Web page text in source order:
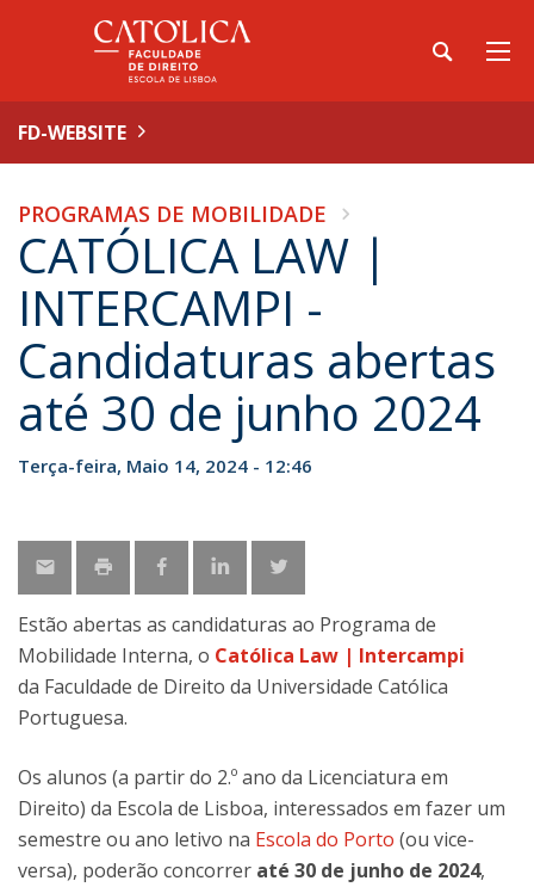
FD-WEBSITE
PROGRAMAS DE MOBILIDADE
CATÓLICA LAW |
INTERCAMPI -
Candidaturas abertas
até 30 de junho 2024
Terça-feira, Maio 14, 2024 - 12:46
Estão abertas as candidaturas ao Programa de
Mobilidade Interna, o Católica Law | Intercampi
da Faculdade de Direito da Universidade Católica
Portuguesa.
Os alunos (a partir do 2.º ano da Licenciatura em
Direito) da Escola de Lisboa, interessados em fazer um
semestre ou ano letivo na Escola do Porto (ou vice-
versa), poderão concorrer até 30 de junho de 2024,